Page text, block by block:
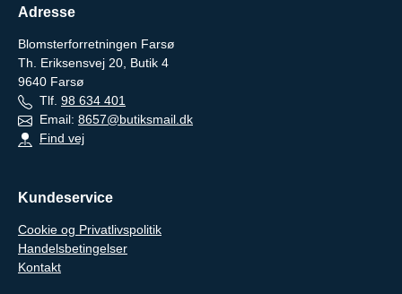
Adresse
Blomsterforretningen Farsø
Th. Eriksensvej 20, Butik 4
9640 Farsø
Tlf. 98 634 401
Email: 8657@butiksmail.dk
Find vej
Kundeservice
Cookie og Privatlivspolitik
Handelsbetingelser
Kontakt